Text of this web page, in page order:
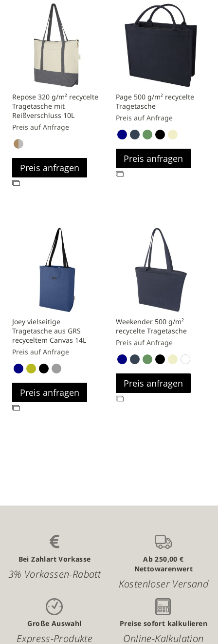
Repose 320 g/m² recycelte
Tragetasche mit
Reißverschluss 10L
Preis auf Anfrage
Preis anfragen
Zur
Page 500 g/m² recycelte
Tragetasche
Preis auf Anfrage
Preis anfragen
Zur
Joey vielseitige
Tragetasche aus GRS
recyceltem Canvas 14L
Preis auf Anfrage
Preis anfragen
Zur
Weekender 500 g/m²
recycelte Tragetasche
Preis auf Anfrage
Preis anfragen
Zur
Bei Zahlart Vorkasse
3% Vorkassen-Rabatt
Ab 250,00 €
Nettowarenwert
Kostenloser Versand
Große Auswahl
Express-Produkte
Preise sofort kalkulieren
Online-Kalkulation